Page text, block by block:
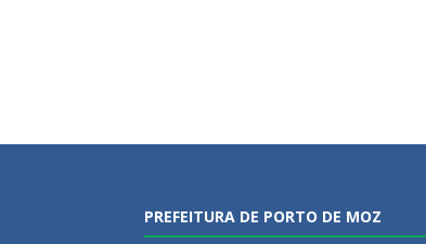
PREFEITURA DE PORTO DE MOZ